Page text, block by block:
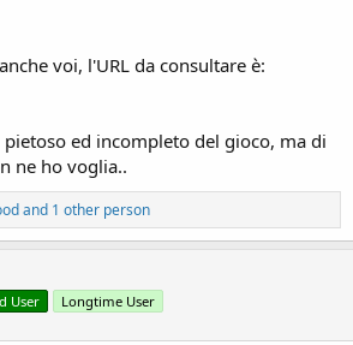
voi, l'URL da consultare è:
ed incompleto del gioco, ma di
ne ho voglia..
and 1 other person
User Longtime User